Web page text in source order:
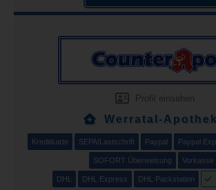
Profil einsehen
Werratal-
Kreditkarte SEPA/Lastschrift Paypal Paypal
SOFORT Überweisung Vorkasse
DHL DHL Express DHL Packstation